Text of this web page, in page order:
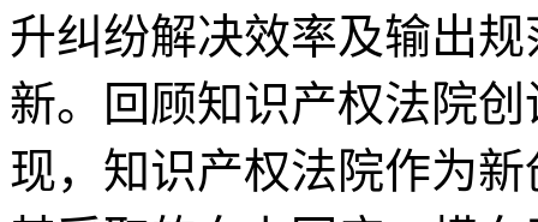
升纠纷解决效率及输出
新。回顾知识产权法院
现，知识产权法院作为